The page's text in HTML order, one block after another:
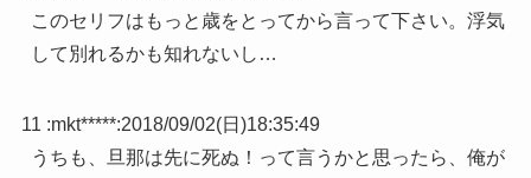
このセリフはもっと歳をとってから言って下さい。浮気
して別れるかも知れないし…
11 :mkt*****:2018/09/02(日)18:35:49
うちも、旦那は先に死ぬ！って言うかと思ったら、俺が